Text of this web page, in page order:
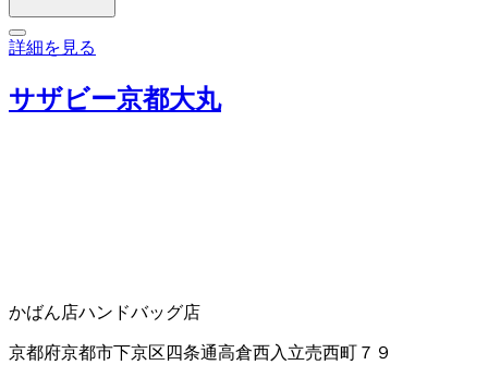
詳細を見る
サザビー京都大丸
かばん店ハンドバッグ店
京都府京都市下京区四条通高倉西入立売西町７９